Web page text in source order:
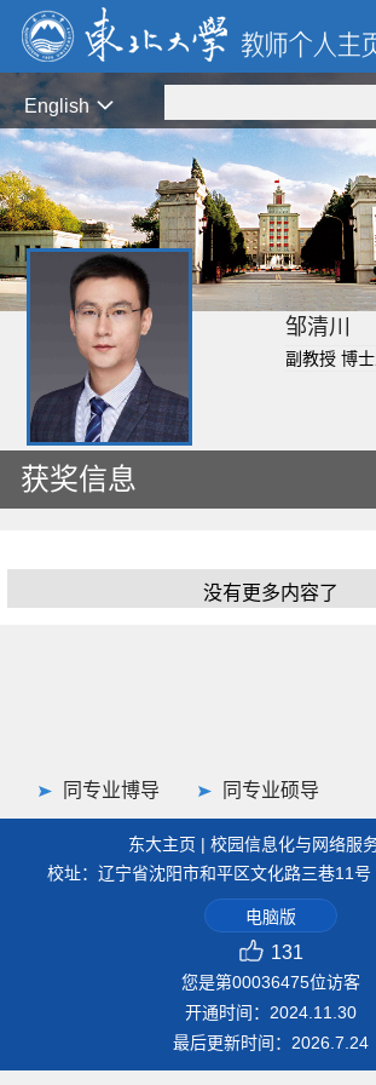
English
邹清川
副教授 博
获奖信息
没有更多内容了
同专业博导 同专业硕导
东大主页 | 校园信息化与网络服
校址：辽宁省沈阳市和平区文化路三巷11
电脑版
131
您是第00036475位访客
开通时间： 2024 11 30
最后更新时间： 2026 7 24